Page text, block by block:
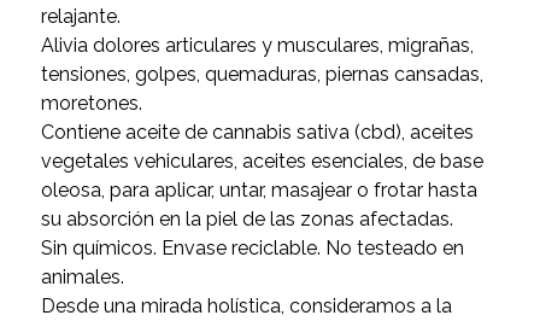
relajante.
Alivia dolores articulares y musculares, migrañas,
tensiones, golpes, quemaduras, piernas cansadas,
moretones.
Contiene aceite de cannabis sativa (cbd), aceites
vegetales vehiculares, aceites esenciales, de base
oleosa, para aplicar, untar, masajear o frotar hasta
su absorción en la piel de las zonas afectadas.
Sin químicos. Envase reciclable. No testeado en
animales.
Desde una mirada holística, consideramos a la